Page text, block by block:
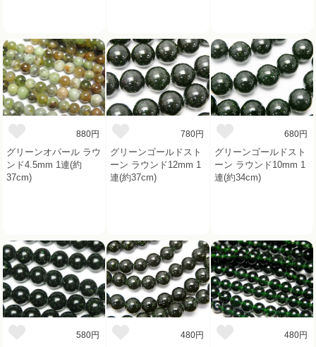
880円
グリーンオパール ラウ
ンド4.5mm 1連(約
37cm)
780円
グリーンゴールドスト
ーン ラウンド12mm 1
連(約37cm)
680円
グリーンゴールドスト
ーン ラウンド10mm 1
連(約34cm)
580円 480円 480円